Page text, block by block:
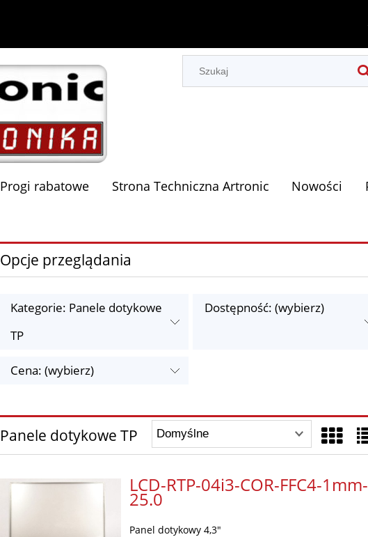
Progi rabatowe Strona Techniczna Artronic Nowości
Opcje przeglądania
Kategorie: Panele dotykowe
TP
Dostępność: (wybierz)
Cena: (wybierz)
Panele dotykowe TP
LCD-RTP-04i3-COR-FFC4-1mm-
25.0
Panel dotykowy 4,3"